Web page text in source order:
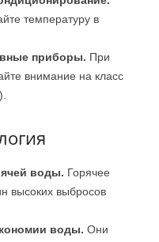
температуру в
приборы. При
внимание на класс
воды. Горячее
высоких выбросов
воды. Они